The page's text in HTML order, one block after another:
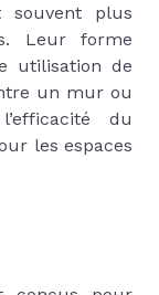
souvent plus
Leur forme
utilisation de
un mur ou
du
les espaces